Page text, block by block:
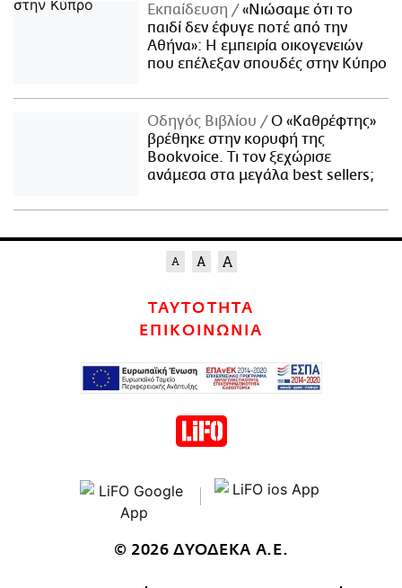
Εκπαίδευση
«Νιώσαμε ότι το
παιδί δεν έφυγε ποτέ από την
Αθήνα»: Η εμπειρία οικογενειών
που επέλεξαν σπουδές στην Κύπρο
Οδηγός Βιβλίου
Ο «Καθρέφτης»
βρέθηκε στην κορυφή της
Bookvoice. Τι τον ξεχώρισε
ανάμεσα στα μεγάλα best sellers;
ΤΑΥΤΟΤΗΤΑ
ΕΠΙΚΟΙΝΩΝΙΑ
© 2026 ΔΥΟΔΕΚΑ Α.Ε.